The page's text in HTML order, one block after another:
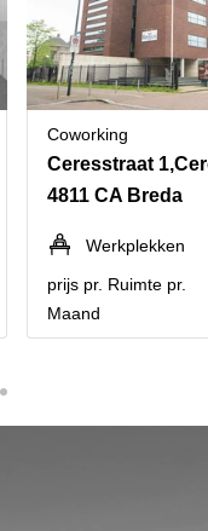
Coworking
Ceresstraat
4811 CA Breda
Werkplekken
prijs pr. Ruimte pr.
Maand